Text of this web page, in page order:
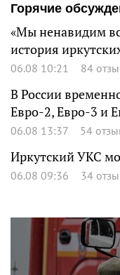
Горячие
«Мы ненавидим
история
06.08 10:21 84
В России
Евро-2, Евро-3 и
06.08 13:37 54
Иркутский УКС
06.08 09:36 34